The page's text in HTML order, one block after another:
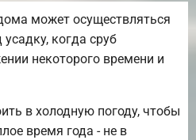
может осуществляться
когда сруб
некоторого времени и
в холодную погоду, чтобы
время года - не в